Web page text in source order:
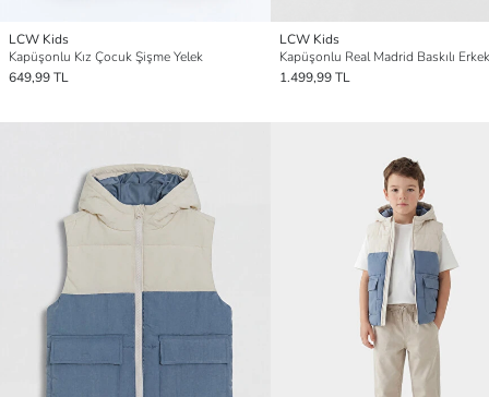
LCW Kids
Kapüşonlu Kız Çocuk Şişme Yelek
649,99 TL
LCW Kids
1.499,99 TL